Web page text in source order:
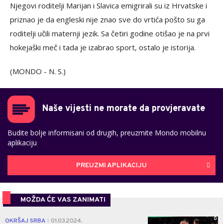
Njegovi roditelji Marijan i Slavica emigrirali su iz Hrvatske i
priznao je da engleski nije znao sve do vrtića pošto su ga
roditelji učili maternji jezik. Sa četiri godine otišao je na prvi
hokejaški meč i tada je izabrao sport, ostalo je istorija.
(MONDO - N. S.)
Naše vijesti ne morate da provjeravate
Budite bolje informisani od drugih, preuzmite Mondo mobilnu
aplikaciju
PREUZMI APLIKACIJU
MOŽDA ĆE VAS ZANIMATI
OKRŠAJ SRBA 01.03.2024. 0